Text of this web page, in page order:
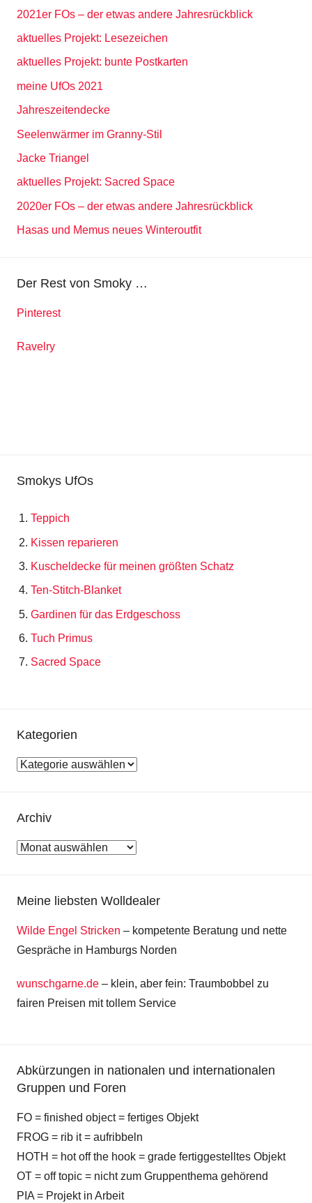
2021er FOs – der etwas andere Jahresrückblick
aktuelles Projekt: Lesezeichen
aktuelles Projekt: bunte Postkarten
meine UfOs 2021
Jahreszeitendecke
Seelenwärmer im Granny-Stil
Jacke Triangel
aktuelles Projekt: Sacred Space
2020er FOs – der etwas andere Jahresrückblick
Hasas und Memus neues Winteroutfit
Der Rest von Smoky …
Pinterest
Ravelry
Smokys UfOs
Teppich
Kissen reparieren
Kuscheldecke für meinen größten Schatz
Ten-Stitch-Blanket
Gardinen für das Erdgeschoss
Tuch Primus
Sacred Space
Kategorien
Kategorien
Archiv
Archiv
Meine liebsten Wolldealer
Wilde Engel Stricken – kompetente Beratung und nette
Gespräche in Hamburgs Norden
wunschgarne.de – klein, aber fein: Traumbobbel zu
fairen Preisen mit tollem Service
Abkürzungen in nationalen und internationalen
Gruppen und Foren
FO = finished object = fertiges Objekt
FROG = rib it = aufribbeln
HOTH = hot off the hook = grade fertiggestelltes Objekt
OT = off topic = nicht zum Gruppenthema gehörend
PIA = Projekt in Arbeit